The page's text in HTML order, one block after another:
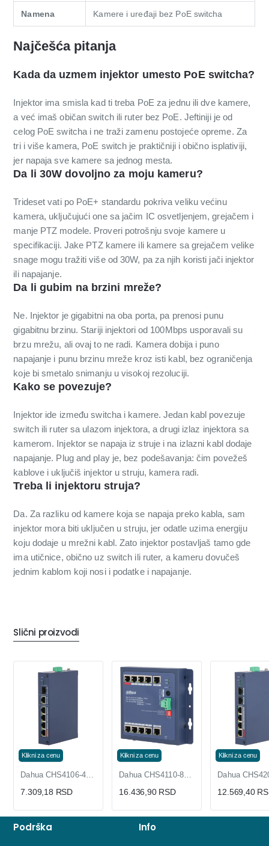
Namena Kamere i uređaji bez PoE switcha
Najčešća pitanja
Kada da uzmem injektor umesto PoE switcha?
Injektor ima smisla kad ti treba PoE za jednu ili dve kamere,
a već imaš običan switch ili ruter bez PoE. Jeftiniji je od
celog PoE switcha i ne traži zamenu postojeće opreme. Za
tri i više kamera, PoE switch je praktičniji i obično isplativiji,
jer napaja sve kamere sa jednog mesta.
Da li 30W dovoljno za moju kameru?
Trideset vati po PoE+ standardu pokriva veliku većinu
kamera, uključujući one sa jačim IC osvetljenjem, grejačem i
manje PTZ modele. Proveri potrošnju svoje kamere u
specifikaciji. Jake PTZ kamere ili kamere sa grejačem velike
snage mogu tražiti više od 30W, pa za njih koristi jači injektor
ili napajanje.
Da li gubim na brzini mreže?
Ne. Injektor je gigabitni na oba porta, pa prenosi punu
gigabitnu brzinu. Stariji injektori od 100Mbps usporavali su
brzu mrežu, ali ovaj to ne radi. Kamera dobija i puno
napajanje i punu brzinu mreže kroz isti kabl, bez ograničenja
koje bi smetalo snimanju u visokoj rezoluciji.
Kako se povezuje?
Injektor ide između switcha i kamere. Jedan kabl povezuje
switch ili ruter sa ulazom injektora, a drugi izlaz injektora sa
kamerom. Injektor se napaja iz struje i na izlazni kabl dodaje
napajanje. Plug and play je, bez podešavanja: čim povežeš
kablove i uključiš injektor u struju, kamera radi.
Treba li injektoru struja?
Da. Za razliku od kamere koja se napaja preko kabla, sam
injektor mora biti uključen u struju, jer odatle uzima energiju
koju dodaje u mrežni kabl. Zato injektor postavljaš tamo gde
ima utičnice, obično uz switch ili ruter, a kameru dovučeš
jednim kablom koji nosi i podatke i napajanje.
Slični proizvodi
Klikni za cenu
Dahua CHS4106-4ET očvrsnuti cloud PoE switch 6 portova sa SFP 60W
7.309,18 RSD
Klikni za cenu
Dahua CHS4110-8ET očvrsnuti cloud PoE switch 10 portova sa combo uplinkom i DIP 90W
16.436,90 RSD
Klikni za cenu
12.569,40
Podrška Info